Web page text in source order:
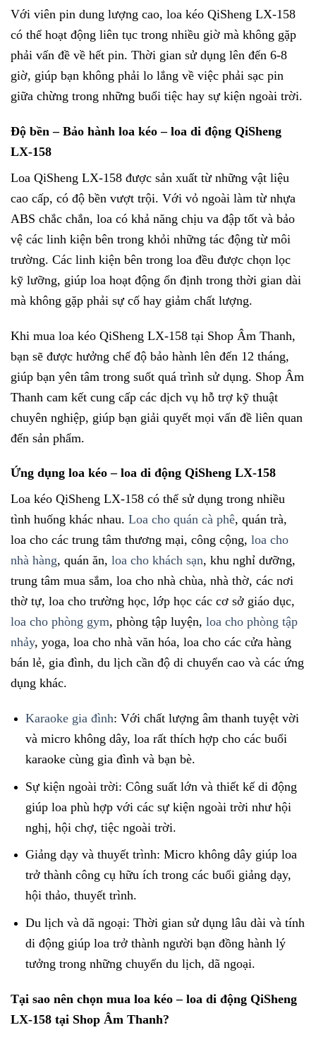
Với viên pin dung lượng cao, loa kéo QiSheng LX-158
có thể hoạt động liên tục trong nhiều giờ mà không gặp
phải vấn đề về hết pin. Thời gian sử dụng lên đến 6-8
giờ, giúp bạn không phải lo lắng về việc phải sạc pin
giữa chừng trong những buổi tiệc hay sự kiện ngoài trời.
Độ bền – Bảo hành loa kéo – loa di động QiSheng
LX-158
Loa QiSheng LX-158 được sản xuất từ những vật liệu
cao cấp, có độ bền vượt trội. Với vỏ ngoài làm từ nhựa
ABS chắc chắn, loa có khả năng chịu va đập tốt và bảo
vệ các linh kiện bên trong khỏi những tác động từ môi
trường. Các linh kiện bên trong loa đều được chọn lọc
kỹ lưỡng, giúp loa hoạt động ổn định trong thời gian dài
mà không gặp phải sự cố hay giảm chất lượng.
Khi mua loa kéo QiSheng LX-158 tại Shop Âm Thanh,
bạn sẽ được hưởng chế độ bảo hành lên đến 12 tháng,
giúp bạn yên tâm trong suốt quá trình sử dụng. Shop Âm
Thanh cam kết cung cấp các dịch vụ hỗ trợ kỹ thuật
chuyên nghiệp, giúp bạn giải quyết mọi vấn đề liên quan
đến sản phẩm.
Ứng dụng loa kéo – loa di động QiSheng LX-158
Loa kéo QiSheng LX-158 có thể sử dụng trong nhiều
tình huống khác nhau. Loa cho quán cà phê, quán trà,
loa cho các trung tâm thương mại, công cộng, loa cho
nhà hàng, quán ăn, loa cho khách sạn, khu nghỉ dưỡng,
trung tâm mua sắm, loa cho nhà chùa, nhà thờ, các nơi
thờ tự, loa cho trường học, lớp học các cơ sở giáo dục,
loa cho phòng gym, phòng tập luyện, loa cho phòng tập
nhảy, yoga, loa cho nhà văn hóa, loa cho các cửa hàng
bán lẻ, gia đình, du lịch cần độ di chuyển cao và các ứng
dụng khác.
Karaoke gia đình: Với chất lượng âm thanh tuyệt vời
và micro không dây, loa rất thích hợp cho các buổi
karaoke cùng gia đình và bạn bè.
Sự kiện ngoài trời: Công suất lớn và thiết kế di động
giúp loa phù hợp với các sự kiện ngoài trời như hội
nghị, hội chợ, tiệc ngoài trời.
Giảng dạy và thuyết trình: Micro không dây giúp loa
trở thành công cụ hữu ích trong các buổi giảng dạy,
hội thảo, thuyết trình.
Du lịch và dã ngoại: Thời gian sử dụng lâu dài và tính
di động giúp loa trở thành người bạn đồng hành lý
tưởng trong những chuyến du lịch, dã ngoại.
Tại sao nên chọn mua loa kéo – loa di động QiSheng
LX-158 tại Shop Âm Thanh?